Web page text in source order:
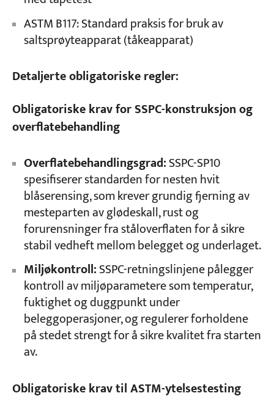
ASTM B117: Standard praksis for bruk av
saltsprøyteapparat (tåkeapparat)
Detaljerte obligatoriske regler:
Obligatoriske krav for SSPC-konstruksjon og
overflatebehandling
Overflatebehandlingsgrad:SSPC-SP10
spesifiserer standarden for nesten hvit
blåserensing, som krever grundig fjerning av
mesteparten av glødeskall, rust og
forurensninger fra ståloverflaten for å sikre
stabil vedheft mellom belegget og underlaget.
Miljøkontroll:SSPC-retningslinjene pålegger
kontroll av miljøparametere som temperatur,
fuktighet og duggpunkt under
beleggoperasjoner, og regulerer forholdene
på stedet strengt for å sikre kvalitet fra starten
av.
Obligatoriske krav til ASTM-ytelsestesting